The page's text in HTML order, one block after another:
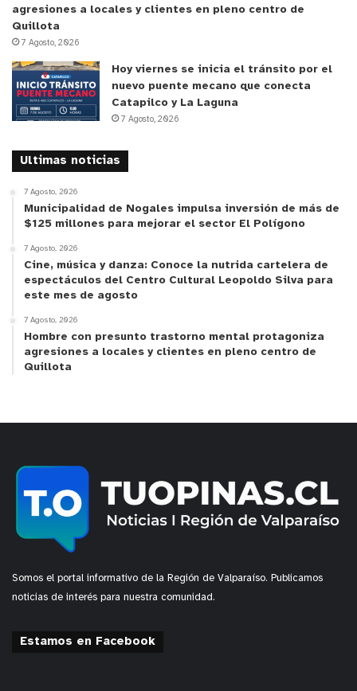
agresiones a locales y clientes en pleno centro de
Quillota
7 Agosto, 2026
Hoy viernes se inicia el tránsito por el
nuevo puente mecano que conecta
Catapilco y La Laguna
7 Agosto, 2026
Ultimas noticias
7 Agosto, 2026
Municipalidad de Nogales impulsa inversión de más de
$125 millones para mejorar el sector El Polígono
7 Agosto, 2026
Cine, música y danza: Conoce la nutrida cartelera de
espectáculos del Centro Cultural Leopoldo Silva para
este mes de agosto
7 Agosto, 2026
Hombre con presunto trastorno mental protagoniza
agresiones a locales y clientes en pleno centro de
Quillota
Somos el portal informativo de la Región de Valparaíso. Publicamos
noticias de interés para nuestra comunidad.
Estamos en Facebook